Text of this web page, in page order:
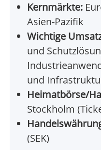
Kernmärkte:
Asien-Pazifik
Wichtige
und
und
Heimatbörse/
Stockholm
(SEK)